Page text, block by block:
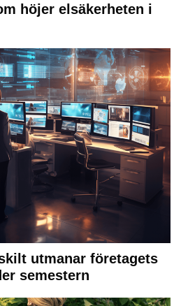
höjer elsäkerheten i
utmanar företagets
semestern